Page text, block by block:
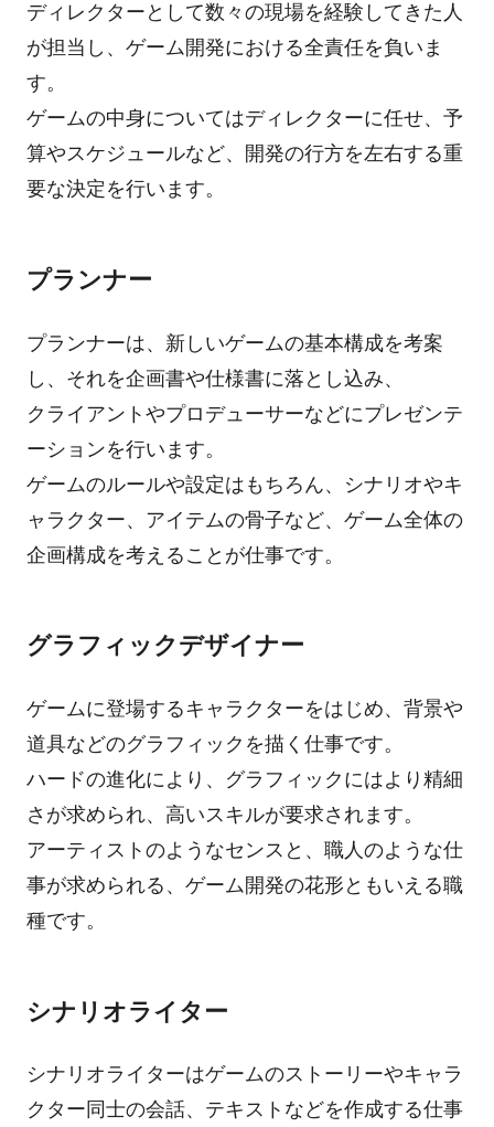
ディレクターとして数々の現場を経験してきた人
が担当し、ゲーム開発における全責任を負いま
す。
ゲームの中身についてはディレクターに任せ、予
算やスケジュールなど、開発の行方を左右する重
要な決定を行います。
プランナー
プランナーは、新しいゲームの基本構成を考案
し、それを企画書や仕様書に落とし込み、
クライアントやプロデューサーなどにプレゼンテ
ーションを行います。
ゲームのルールや設定はもちろん、シナリオやキ
ャラクター、アイテムの骨子など、ゲーム全体の
企画構成を考えることが仕事です。
グラフィックデザイナー
ゲームに登場するキャラクターをはじめ、背景や
道具などのグラフィックを描く仕事です。
ハードの進化により、グラフィックにはより精細
さが求められ、高いスキルが要求されます。
アーティストのようなセンスと、職人のような仕
事が求められる、ゲーム開発の花形ともいえる職
種です。
シナリオライター
シナリオライターはゲームのストーリーやキャラ
クター同士の会話、テキストなどを作成する仕事